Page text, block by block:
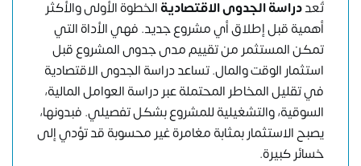
تُعددراسة الجدوى الاقتصاديةالخطوة الأولى والأكثر
أهمية قبل إطلاق أي مشروع جديد. فهي الأداة التي
تمكن المستثمر من تقييم مدى جدوى المشروع قبل
استثمار الوقت والمال. تساعد دراسة الجدوى الاقتصادية
في تقليل المخاطر المحتملة عبر دراسة العوامل المالية،
السوقية، والتشغيلية للمشروع بشكل تفصيلي. فبدونها،
يصبح الاستثمار بمثابة مغامرة غير محسوبة قد تؤدي إلى
خسائر كبيرة.